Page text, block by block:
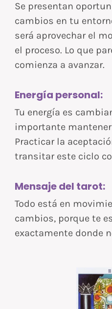
Se presentan
cambios en tu
será aprovechar el
el proceso. Lo que
comienza a avanzar.
Energía personal:
Tu energía es
importante
Practicar la
transitar este ciclo
Mensaje del tarot:
Todo está en
cambios, porque te
exactamente donde